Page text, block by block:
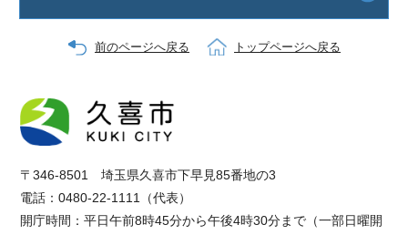
前のページへ戻る トップページへ戻る
〒346-8501 埼玉県久喜市下早見85番地の3
電話：0480-22-1111（代表）
開庁時間：平日午前8時45分から午後4時30分まで（一部日曜開